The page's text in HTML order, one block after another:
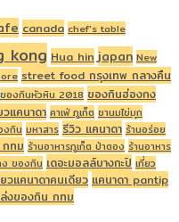
canada chef's table
kong Hua hin japan New
street food กรุงเทพ กลางคืน
ของกินหัวหิน 2018 ของกินฮ่องกง
แคนาดา คาเฟ่ ภูเก็ต ชานมไข่มุก
งกิน มหาสาร รีวิว แคนาดา ร้านอร่อย
กทม ร้านอาหารภูเก็ต ป่าตอง ร้านอาหาร
ของกิน เดอะมอลล์บางกะปิ เที่ยว
วแคนาดาคนเดียว แคนาดา pantip
งของกิน กทม